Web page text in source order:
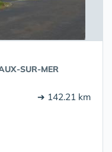
SUR-MER
➔ 142.21 km